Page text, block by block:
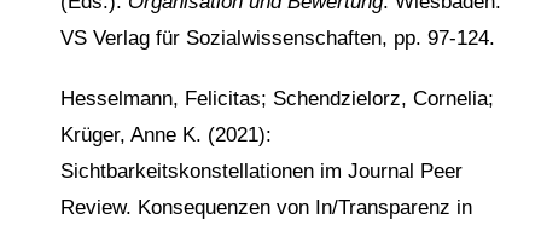
VS Verlag für Sozialwissenschaften, pp. 97-124.
Hesselmann, Felicitas; Schendzielorz, Cornelia;
Krüger, Anne K. (2021):
Sichtbarkeitskonstellationen im Journal Peer
Review. Konsequenzen von In/Transparenz in